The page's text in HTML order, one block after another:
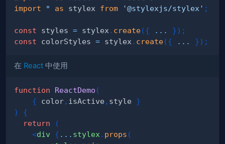
import
* as stylex from '@stylexjs/stylex' ;
const styles = stylex . create({ ... }) ;
const colorStyles = stylex . create({ ... }) ;
在 React 中使用
function ReactDemo (
{ color, isActive , style }
)
{
return
(
<div { ... stylex . props (